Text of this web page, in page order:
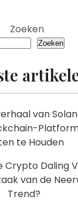
Zoeken
Zoeken
van
te Houden
Crypto Daling
van de
Trend?